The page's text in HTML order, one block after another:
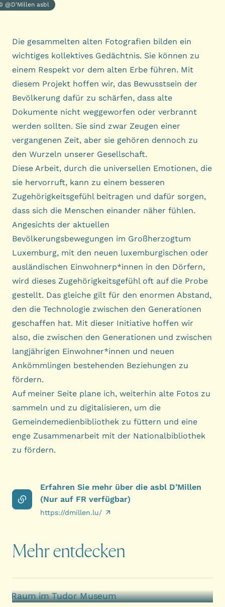
@D'Millen asbl
Die gesammelten alten Fotografien bilden ein
wichtiges kollektives Gedächtnis. Sie können zu
einem Respekt vor dem alten Erbe führen. Mit
diesem Projekt hoffen wir, das Bewusstsein der
Bevölkerung dafür zu schärfen, dass alte
Dokumente nicht weggeworfen oder verbrannt
werden sollten. Sie sind zwar Zeugen einer
vergangenen Zeit, aber sie gehören dennoch zu
den Wurzeln unserer Gesellschaft.
Diese Arbeit, durch die universellen Emotionen, die
sie hervorruft, kann zu einem besseren
Zugehörigkeitsgefühl beitragen und dafür sorgen,
dass sich die Menschen einander näher fühlen.
Angesichts der aktuellen
Bevölkerungsbewegungen im Großherzogtum
Luxemburg, mit den neuen luxemburgischen oder
ausländischen Einwohnerp*innen in den Dörfern,
wird dieses Zugehörigkeitsgefühl oft auf die Probe
gestellt. Das gleiche gilt für den enormen Abstand,
den die Technologie zwischen den Generationen
geschaffen hat. Mit dieser Initiative hoffen wir
also, die zwischen den Generationen und zwischen
langjährigen Einwohner*innen und neuen
Ankömmlingen bestehenden Beziehungen zu
fördern.
Auf meiner Seite plane ich, weiterhin alte Fotos zu
sammeln und zu digitalisieren, um die
Gemeindemedienbibliothek zu füttern und eine
enge Zusammenarbeit mit der Nationalbibliothek
zu fördern.
Erfahren Sie mehr über die asbl D’Millen
(Nur auf FR verfügbar)
https://dmillen.lu/
Mehr entdecken